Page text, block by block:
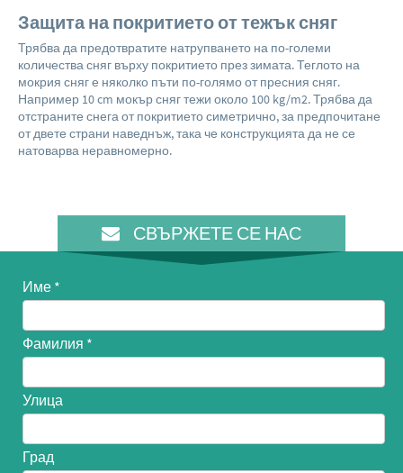
Защита на покритието от тежък сняг
Трябва да предотвратите натрупването на по-големи
количества сняг върху покритието през зимата. Теглото на
мокрия сняг е няколко пъти по-голямо от пресния сняг.
Например 10 cm мокър сняг тежи около 100 kg/m2. Трябва да
отстраните снега от покритието симетрично, за предпочитане
от двете страни наведнъж, така че конструкцията да не се
натоварва неравномерно.
СВЪРЖЕТЕ СЕ НАС
Име
Фамилия
Улица
Град